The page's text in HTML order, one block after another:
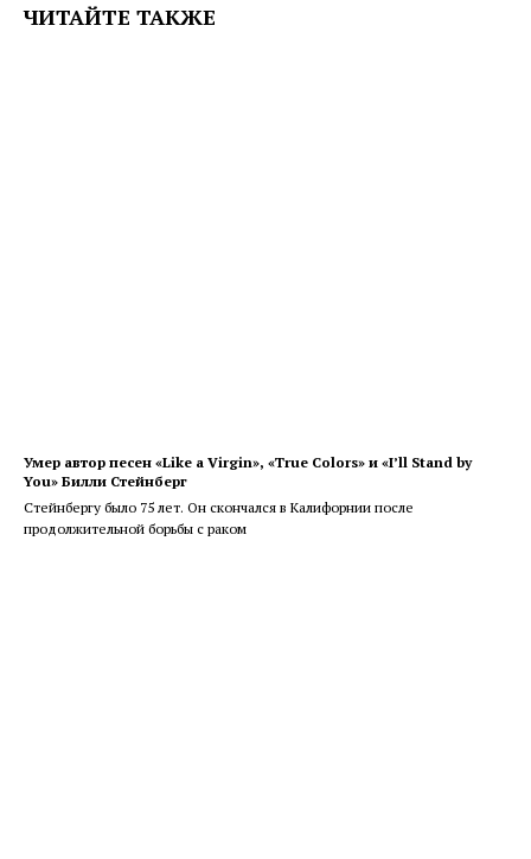
ЧИТАЙТЕ ТАКЖЕ
Умер автор песен «Like a Virgin», «True Colors» и «I’ll Stand by
You» Билли Стейнберг
Стейнбергу было 75 лет. Он скончался в Калифорнии после
продолжительной борьбы с раком